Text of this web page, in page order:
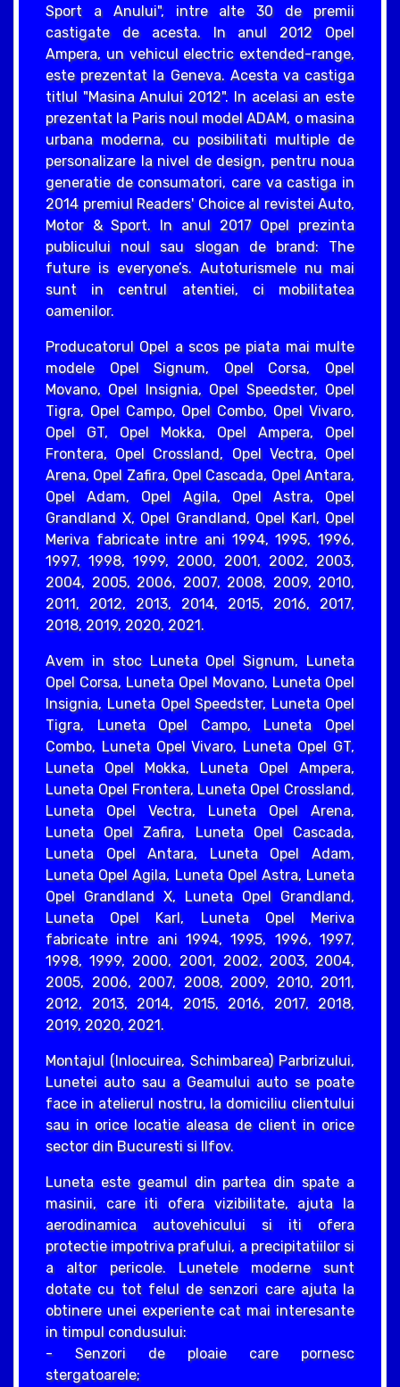
Sport a Anului", intre alte 30 de premii
castigate de acesta. In anul 2012 Opel
Ampera, un vehicul electric extended-range,
este prezentat la Geneva. Acesta va castiga
titlul "Masina Anului 2012". In acelasi an este
prezentat la Paris noul model ADAM, o masina
urbana moderna, cu posibilitati multiple de
personalizare la nivel de design, pentru noua
generatie de consumatori, care va castiga in
2014 premiul Readers' Choice al revistei Auto,
Motor & Sport. In anul 2017 Opel prezinta
publicului noul sau slogan de brand: The
future is everyone’s. Autoturismele nu mai
sunt in centrul atentiei, ci mobilitatea
oamenilor.
Producatorul Opel a scos pe piata mai multe
modele Opel Signum, Opel Corsa, Opel
Movano, Opel Insignia, Opel Speedster, Opel
Tigra, Opel Campo, Opel Combo, Opel Vivaro,
Opel GT, Opel Mokka, Opel Ampera, Opel
Frontera, Opel Crossland, Opel Vectra, Opel
Arena, Opel Zafira, Opel Cascada, Opel Antara,
Opel Adam, Opel Agila, Opel Astra, Opel
Grandland X, Opel Grandland, Opel Karl, Opel
Meriva fabricate intre ani 1994, 1995, 1996,
1997, 1998, 1999, 2000, 2001, 2002, 2003,
2004, 2005, 2006, 2007, 2008, 2009, 2010,
2011, 2012, 2013, 2014, 2015, 2016, 2017,
2018, 2019, 2020, 2021.
Avem in stoc Luneta Opel Signum, Luneta
Opel Corsa, Luneta Opel Movano, Luneta Opel
Insignia, Luneta Opel Speedster, Luneta Opel
Tigra, Luneta Opel Campo, Luneta Opel
Combo, Luneta Opel Vivaro, Luneta Opel GT,
Luneta Opel Mokka, Luneta Opel Ampera,
Luneta Opel Frontera, Luneta Opel Crossland,
Luneta Opel Vectra, Luneta Opel Arena,
Luneta Opel Zafira, Luneta Opel Cascada,
Luneta Opel Antara, Luneta Opel Adam,
Luneta Opel Agila, Luneta Opel Astra, Luneta
Opel Grandland X, Luneta Opel Grandland,
Luneta Opel Karl, Luneta Opel Meriva
fabricate intre ani 1994, 1995, 1996, 1997,
1998, 1999, 2000, 2001, 2002, 2003, 2004,
2005, 2006, 2007, 2008, 2009, 2010, 2011,
2012, 2013, 2014, 2015, 2016, 2017, 2018,
2019, 2020, 2021.
Montajul (Inlocuirea, Schimbarea) Parbrizului,
Lunetei auto sau a Geamului auto se poate
face in atelierul nostru, la domiciliu clientului
sau in orice locatie aleasa de client in orice
sector din Bucuresti si Ilfov.
Luneta este geamul din partea din spate a
masinii, care iti ofera vizibilitate, ajuta la
aerodinamica autovehicului si iti ofera
protectie impotriva prafului, a precipitatiilor si
a altor pericole. Lunetele moderne sunt
dotate cu tot felul de senzori care ajuta la
obtinere unei experiente cat mai interesante
in timpul condusului:
- Senzori de ploaie care pornesc
stergatoarele;